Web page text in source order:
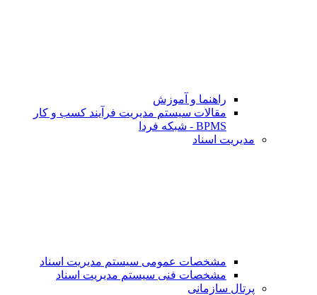
راهنما و آموزش
مقالات سیستم مدیریت فرآیند کسب و کار
BPMS - شبکه فردا
مدیریت اسناد
مشخصات عمومی سیستم مدیریت اسناد
مشخصات فنی سیستم مدیریت اسناد
پرتال سازمانی